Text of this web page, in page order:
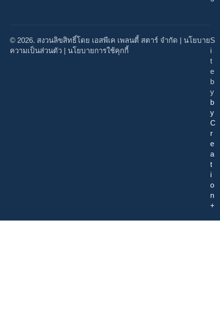
© 2026. สงวนลิขสิทธิ์โดย เอสพีเค เพลนตี้ สตาร์ จำกัด | นโยบาย
ความเป็นส่วนตัว | นโยบายการใช้คุกกี้
S
i
t
e
b
y
b
y
C
r
e
a
t
i
o
n
+